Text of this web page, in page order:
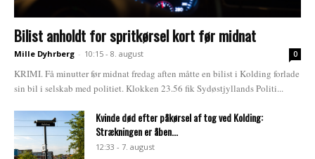
Bilist anholdt for spritkørsel kort før midnat
Mille Dyhrberg - 10:15 - 8. august 0
KRIMI. Få minutter før midnat fredag aften måtte en bilist i Kolding forlade
sin bil i selskab med politiet. Klokken 23.56 fik Sydøstjyllands Politi...
Kvinde død efter påkørsel af tog ved Kolding:
Strækningen er åben...
12:33 - 7. august